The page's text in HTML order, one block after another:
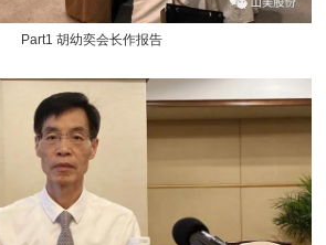
Part1 胡幼奕会长作报告